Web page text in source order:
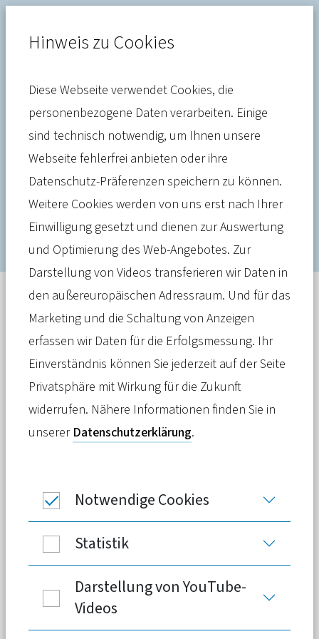
Digitalisierung
Digitaler Rückenwind: "Wir
beschleunigen den Fortschritt
im Gesundheitswesen."
Meldung 25. Februar 2026
Die PKV treibt Gesundheits-
Innovationen voran. Unter anderem, in
dem die Versicherer in mit dem
Kapitalfonds „Heal Capital“ in
erfolgversprechende Healthtech-Start-
hilft, Innovationen schneller in den
Markt zu bringen.
Die PKV begreift sich als Mitgestalter der
Digitalisierung und Innovationstreiber für
das Gesundheitssystem in Deutschland. Das
Hinweis zu Cookies
Diese Webseite verwendet Cookies, die
personenbezogene Daten verarbeiten. Einige
sind technisch notwendig, um Ihnen unsere
Webseite fehlerfrei anbieten oder ihre
Datenschutz-Präferenzen speichern zu können.
Weitere Cookies werden von uns erst nach Ihrer
Einwilligung gesetzt und dienen zur Auswertung
und Optimierung des Web-Angebotes. Zur
Darstellung von Videos transferieren wir Daten in
den außereuropäischen Adressraum. Und für das
Marketing und die Schaltung von Anzeigen
erfassen wir Daten für die Erfolgsmessung. Ihr
Einverständnis können Sie jederzeit auf der Seite
Privatsphäre mit Wirkung für die Zukunft
widerrufen. Nähere Informationen finden Sie in
unserer Datenschutzerklärung.
Notwendige Cookies
Statistik
Darstellung von YouTube-
Videos